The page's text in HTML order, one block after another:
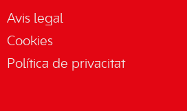
Avis legal
Cookies
Política de privacitat